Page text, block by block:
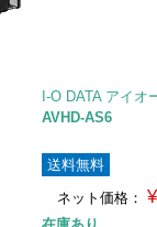
I-O DATA アイオ
AVHD-AS6
送料無料
ネット価格：